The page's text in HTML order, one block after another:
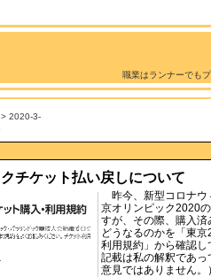
職業はランナーでも
> 2020-3-
チケット払い戻しについて
昨今、新型コロナウ
京オリンピック2020
すが、その際、購入
どうなるのかを「東京
利用規約」から確認
記載は私の解釈であ
意見ではありません。）